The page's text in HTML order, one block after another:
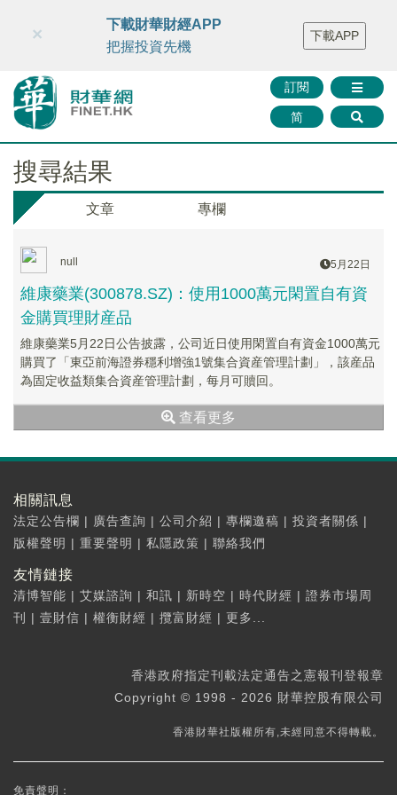
財華智庫網 FINTV FINMETA 財華證券 媒體矩陣
智庫沙龍
聯絡我們
訂閱
简
×
下載財華財經APP
把握投資先機
下載APP
搜尋結果
文章 專欄
null 5月22日
維康藥業(300878.SZ)：使用1000萬元閑置自有資
金購買理財産品
維康藥業5月22日公告披露，公司近日使用閑置自有資金1000萬元
購買了「東亞前海證券穩利增強1號集合資産管理計劃」，該産品
為固定收益類集合資産管理計劃，每月可贖回。
查看更多
相關訊息
法定公告欄 | 廣告查詢 | 公司介紹 | 專欄邀稿 | 投資者關係 |
版權聲明 | 重要聲明 | 私隱政策 | 聯絡我們
友情鏈接
清博智能 | 艾媒諮詢 | 和訊 | 新時空 | 時代財經 | 證券市場周
刊
| 壹財信 | 權衡財經 | 攬富財經 | 更多...
香港政府指定刊載法定通告之憲報刊登報章
Copyright © 1998 - 2026 財華控股有限公司
香港財華社版權所有,未經同意不得轉載。
免責聲明：